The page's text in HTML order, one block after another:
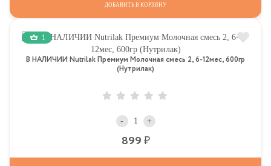
ДОБАВИТЬ В КОРЗИНУ
1
В НАЛИЧИИ Nutrilak Премиум Молочная смесь 2, 6-12мес, 600гр
(Нутрилак)
- +
899